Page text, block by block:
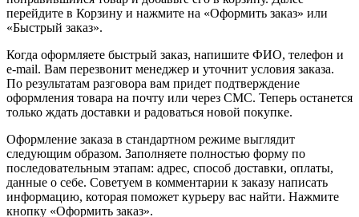
перейдите в Корзину и нажмите на «Оформить заказ» или
«Быстрый заказ».
Когда оформляете быстрый заказ, напишите ФИО, телефон и
e-mail. Вам перезвонит менеджер и уточнит условия заказа.
По результатам разговора вам придет подтверждение
оформления товара на почту или через СМС. Теперь останется
только ждать доставки и радоваться новой покупке.
Оформление заказа в стандартном режиме выглядит
следующим образом. Заполняете полностью форму по
последовательным этапам: адрес, способ доставки, оплаты,
данные о себе. Советуем в комментарии к заказу написать
информацию, которая поможет курьеру вас найти. Нажмите
кнопку «Оформить заказ».